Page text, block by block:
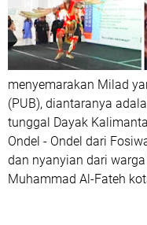
menyemarakan Milad
(PUB), diantaranya
tunggal Dayak
Ondel - Ondel dari
dan nyanyian dari
Muhammad Al-Fateh